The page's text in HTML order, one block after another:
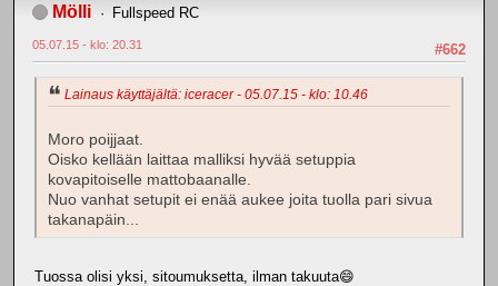
Mölli Fullspeed RC
#662
05.07.15 - klo: 20.31
Lainaus käyttäjältä: iceracer - 05.07.15 - klo: 10.46
Moro poijjaat.
Oisko kellään laittaa malliksi hyvää setuppia
kovapitoiselle mattobaanalle.
Nuo vanhat setupit ei enää aukee joita tuolla pari sivua
takanapäin...
Tuossa olisi yksi, sitoumuksetta, ilman takuuta😄